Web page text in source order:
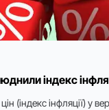
індекс
(індекс інфляції) у